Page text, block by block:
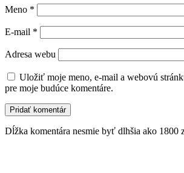
Meno *
E-mail *
Adresa webu
Uložiť moje meno, e-mail a webovú
pre moje budúce komentáre.
Dĺžka komentára nesmie byť dlhšia ako 1800